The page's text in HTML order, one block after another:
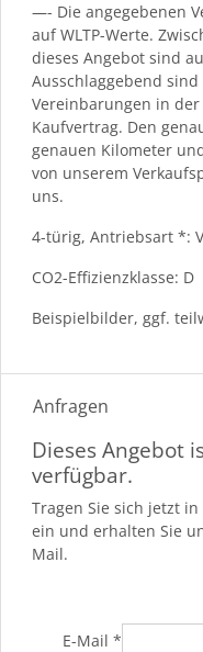
—- Die angegebenen
auf WLTP-Werte.
dieses Angebot sind
Ausschlaggebend
Vereinbarungen in
Kaufvertrag. Den
genauen Kilometer
von unserem
uns.
4-türig, Antriebsart *:
CO2-Effizienzklasse: D
Beispielbilder, ggf.
Anfragen
Dieses Angebot
verfügbar.
Tragen Sie sich jetzt
ein und erhalten Sie
Mail.
E-Mail *